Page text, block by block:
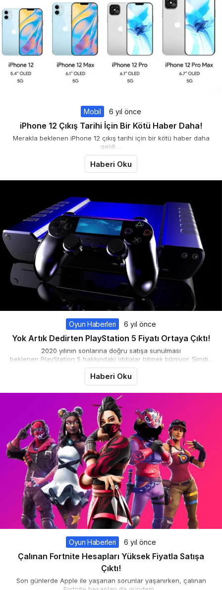
Mobil 6 yıl önce
iPhone 12 Çıkış Tarihi İçin Bir Kötü Haber Daha!
Merakla beklenen iPhone 12 çıkış tarihi için bir kötü haber daha
geldi....
Haberi Oku
Oyun Haberleri 6 yıl önce
Yok Artık Dedirten PlayStation 5 Fiyatı Ortaya Çıktı!
2020 yılının sonlarına doğru satışa sunulması
beklenen PlayStation 5 hakkındaki iddialar bitmek bilmiyor. Şimdi...
Haberi Oku
Oyun Haberleri 6 yıl önce
Çalınan Fortnite Hesapları Yüksek Fiyatla Satışa
Çıktı!
Son günlerde Apple ile yaşanan sorunlar yaşanırken, çalınan